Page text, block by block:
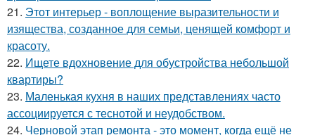
21. Этот интерьер - воплощение выразительности и
изящества, созданное для семьи, ценящей комфорт и
красоту.
22. Ищете вдохновение для обустройства небольшой
квартиры?
23. Маленькая кухня в наших представлениях часто
ассоциируется с теснотой и неудобством.
24. Черновой этап ремонта - это момент, когда ещё не